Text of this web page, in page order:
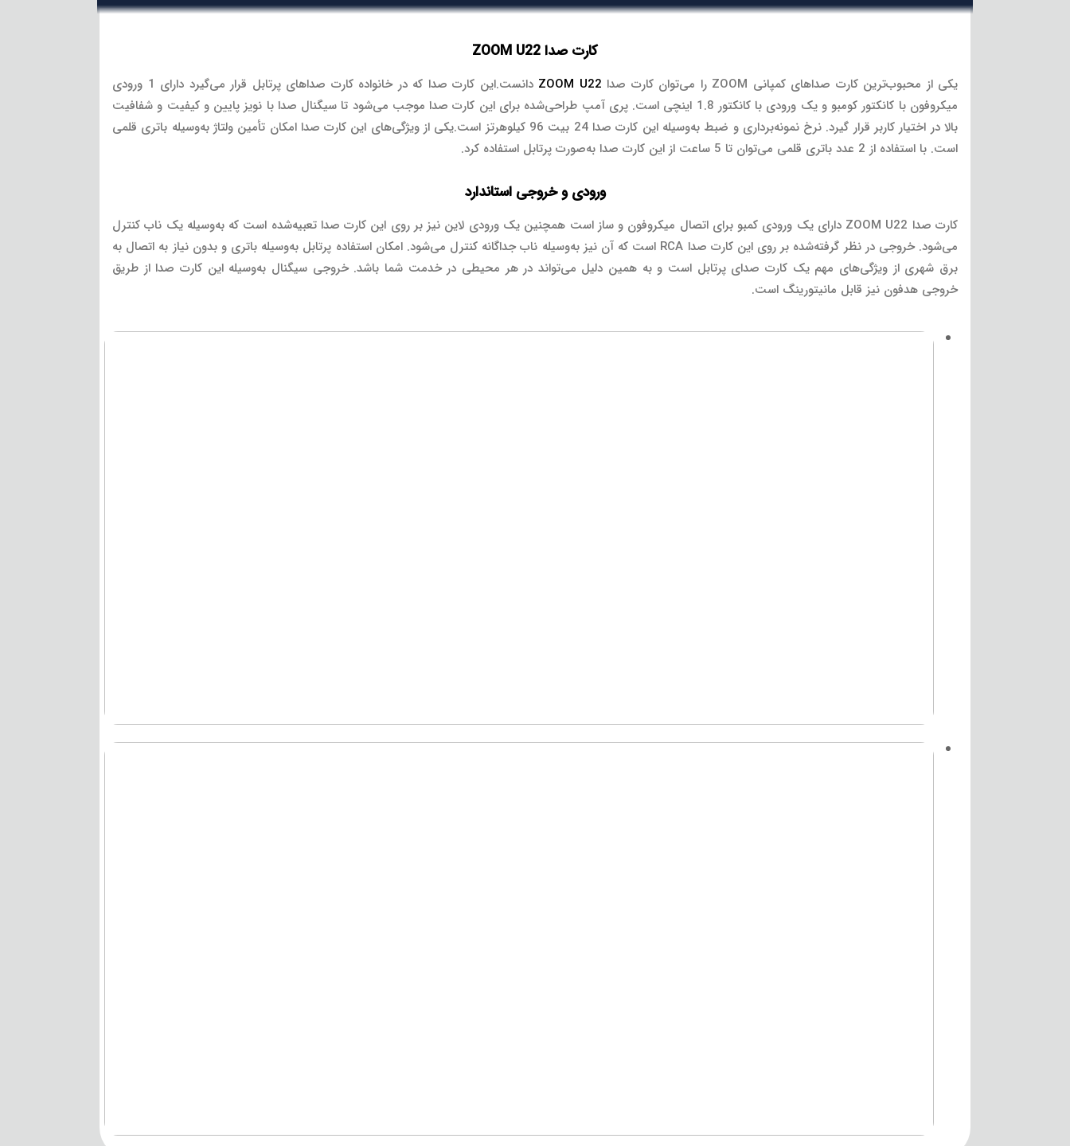
کارت صدا ZOOM U22
یکی از محبوب‌ترین کارت صداهای کمپانی ZOOM را می‌توان کارت صدا ZOOM U22
دانست.این کارت صدا که در خانواده کارت صداهای پرتابل قرار می‌گیرد دارای 1 ورودی
میکروفون با کانکتور کومبو و یک ورودی با کانکتور 1.8 اینچی است. پری آمپ طراحی‌شده برای این کارت صدا موجب می‌شود تا سیگنال صدا با نویز پایین و کیفیت و شفافیت
بالا در اختیار کاربر قرار گیرد. نرخ نمونه‌برداری و ضبط به‌وسیله این کارت صدا 24 بیت 96 کیلوهرتز است.یکی از ویژگی‌های این کارت صدا امکان تأمین ولتاژ به‌وسیله باتری قلمی
است. با استفاده از 2 عدد باتری قلمی می‌توان تا 5 ساعت از این کارت صدا به‌صورت پرتابل استفاده کرد.
ورودی و خروجی استاندارد
کارت صدا ZOOM U22 دارای یک ورودی کمبو برای اتصال میکروفون و ساز است همچنین یک ورودی لاین نیز بر روی این کارت صدا تعبیه‌شده است که به‌وسیله یک ناب کنترل
می‌شود. خروجی در نظر گرفته‌شده بر روی این کارت صدا RCA است که آن نیز به‌وسیله ناب جداگانه کنترل می‌شود. امکان استفاده پرتابل به‌وسیله باتری و بدون نیاز به اتصال به
برق شهری از ویژگی‌های مهم یک کارت صدای پرتابل است و به همین دلیل می‌تواند در هر محیطی در خدمت شما باشد. خروجی سیگنال به‌وسیله این کارت صدا از طریق
خروجی هدفون نیز قابل مانیتورینگ است.